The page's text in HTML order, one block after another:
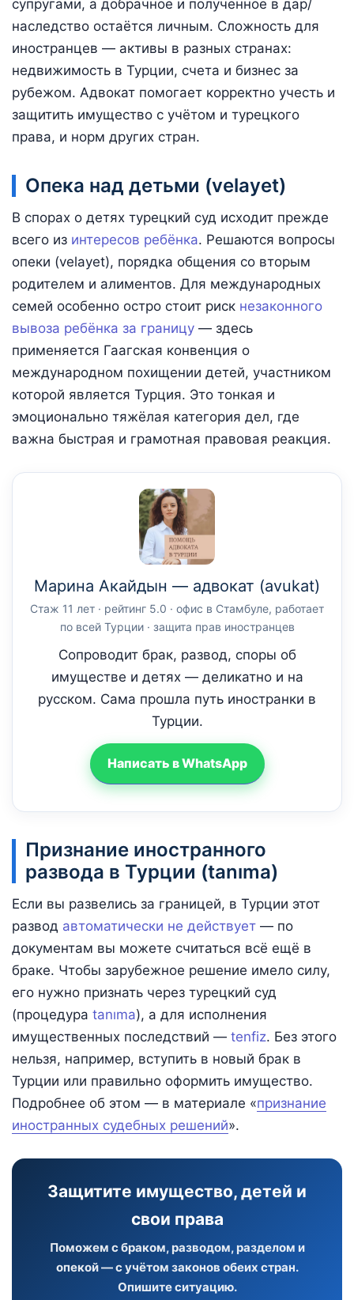
супругами, а добрачное и полученное в дар/
наследство остаётся личным. Сложность для
иностранцев — активы в разных странах:
недвижимость в Турции, счета и бизнес за
рубежом. Адвокат помогает корректно учесть и
защитить имущество с учётом и турецкого
права, и норм других стран.
Опека над детьми (velayet)
В спорах о детях турецкий суд исходит прежде
всего из интересов ребёнка. Решаются вопросы
опеки (velayet), порядка общения со вторым
родителем и алиментов. Для международных
семей особенно остро стоит риск незаконного
вывоза ребёнка за границу — здесь
применяется Гаагская конвенция о
международном похищении детей, участником
которой является Турция. Это тонкая и
эмоционально тяжёлая категория дел, где
важна быстрая и грамотная правовая реакция.
Марина Акайдын — адвокат (avukat)
Стаж 11 лет · рейтинг 5.0 · офис в Стамбуле, работает
по всей Турции · защита прав иностранцев
Сопроводит брак, развод, споры об
имуществе и детях — деликатно и на
русском. Сама прошла путь иностранки в
Турции.
Написать в WhatsApp
Признание иностранного
развода в Турции (tanıma)
Если вы развелись за границей, в Турции этот
развод автоматически не действует — по
документам вы можете считаться всё ещё в
браке. Чтобы зарубежное решение имело силу,
его нужно признать через турецкий суд
(процедура tanıma), а для исполнения
имущественных последствий — tenfiz. Без этого
нельзя, например, вступить в новый брак в
Турции или правильно оформить имущество.
Подробнее об этом — в материале «признание
иностранных судебных решений».
Защитите имущество, детей и
свои права
Поможем с браком, разводом, разделом и
опекой — с учётом законов обеих стран.
Опишите ситуацию.